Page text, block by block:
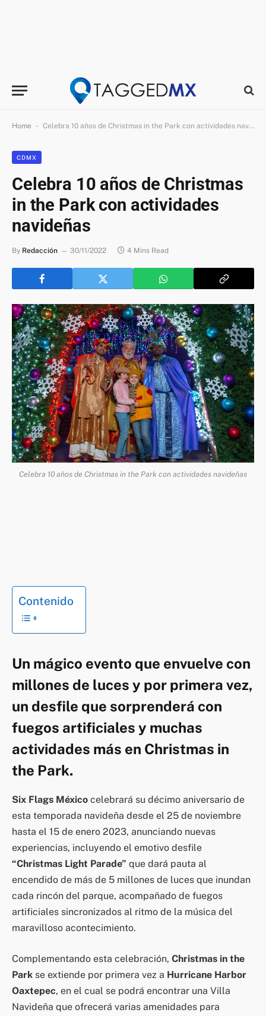
Home - Celebra 10 años de Christmas in the Park con actividades navideñas
CDMX
Celebra 10 años de Christmas
in the Park con actividades
navideñas
By Redacción 30/11/2022 4 Mins Read
Celebra 10 años de Christmas in the Park con actividades navideñas
Contenido
Un mágico evento que envuelve con
millones de luces y por primera vez,
un desfile que sorprenderá con
fuegos artificiales y muchas
actividades más en Christmas in
the Park.
Six Flags México celebrará su décimo aniversario de
esta temporada navideña desde el 25 de noviembre
hasta el 15 de enero 2023, anunciando nuevas
experiencias, incluyendo el emotivo desfile
“Christmas Light Parade” que dará pauta al
encendido de más de 5 millones de luces que inundan
cada rincón del parque, acompañado de fuegos
artificiales sincronizados al ritmo de la música del
maravilloso acontecimiento.
Complementando esta celebración, Christmas in the
Park se extiende por primera vez a Hurricane Harbor
Oaxtepec, en el cual se podrá encontrar una Villa
Navideña que ofrecerá varias amenidades para